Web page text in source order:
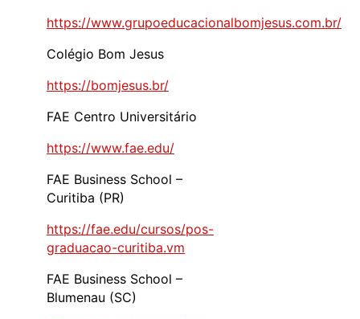
https://www.grupoeducacionalbomjesus.com.br/
Colégio Bom Jesus
https://bomjesus.br/
FAE Centro Universitário
https://www.fae.edu/
FAE Business School –
Curitiba (PR)
https://fae.edu/cursos/pos-
graduacao-curitiba.vm
FAE Business School –
Blumenau (SC)